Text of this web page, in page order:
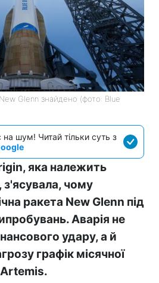
Glenn знайдено (фото: Blue
шум! Читай тільки суть з
яка належить
чому
ракета New Glenn під
Аварія не
удару, а й
графік місячної